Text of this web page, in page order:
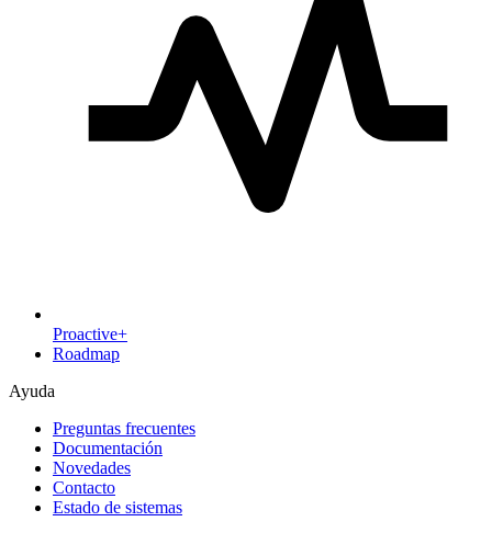
Proactive+
Roadmap
Ayuda
Preguntas frecuentes
Documentación
Novedades
Contacto
Estado de sistemas